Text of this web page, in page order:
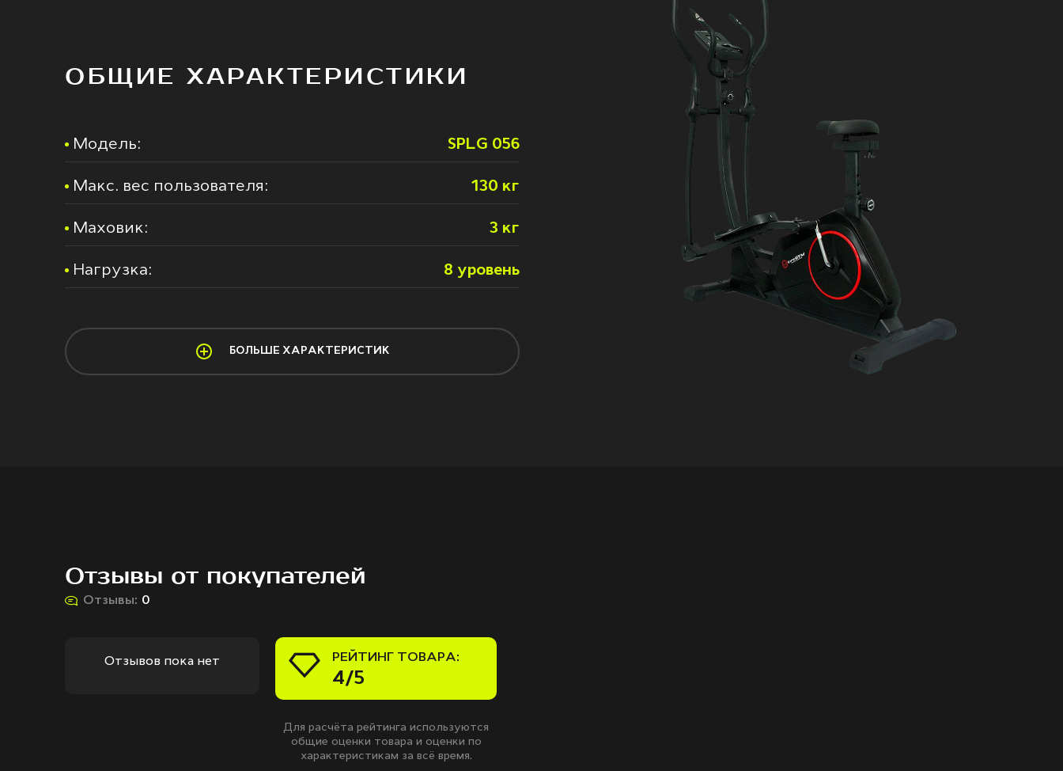
ОБЩИЕ ХАРАКТЕРИСТИКИ
Модель: SPLG 056
Макс. вес пользователя: 130 кг
Маховик: 3 кг
Нагрузка: 8 уровень
БОЛЬШЕ ХАРАКТЕРИСТИК
Отзывы от покупателей
Отзывы: 0
Отзывов пока нет РЕЙТИНГ ТОВАРА:
4/5
Для расчёта рейтинга используются
общие оценки товара и оценки по
характеристикам за всё время.